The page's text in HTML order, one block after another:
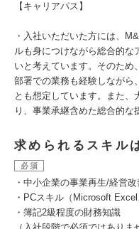
【キャリアパス】
・入社いただいた方には、
ルも身につけながら総合的な
いと考えています。そのため
部署での業務も経験しながら
とも想定しています。また、
り、事業承継含めた総合的な
求められるスキル
必須
・中小企業の事業再生/経営
・PCスキル（Microsoft Excel
・簿記2級程度の財務知識